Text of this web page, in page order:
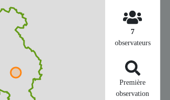
7
observateurs
Première
observation